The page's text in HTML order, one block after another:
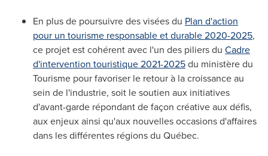
En plus de poursuivre des visées du Plan d'action
pour un tourisme responsable et durable 2020-2025,
ce projet est cohérent avec l'un des piliers du Cadre
d'intervention touristique 2021-2025du ministère du
Tourisme pour favoriser le retour à la croissance au
sein de l'industrie, soit le soutien aux initiatives
d'avant-garde répondant de façon créative aux défis,
aux enjeux ainsi qu'aux nouvelles occasions d'affaires
dans les différentes régions du Québec.